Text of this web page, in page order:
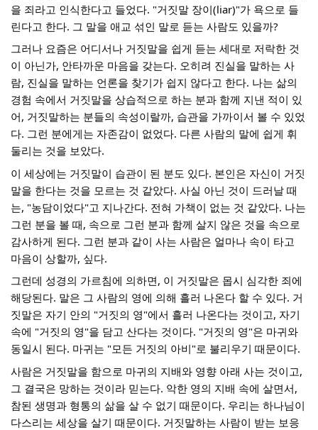
을 죄라고 인식한다고 들었다. "거짓말 장이(liar)"가 욕으로 들
린다고 한다. 그 말을 애교 섞인 말로 듣는 사람도 있을까?
그러나 요즘은 어디서나 거짓말을 쉽게 듣는 세대로 저락한 것
이 아닌가, 안타까운 마음을 갖는다. 오히려 진실을 말하는 사
람, 진실을 말하는 언론을 찾기가 쉽지 않다고 한다. 나는 삶의
경험 속에서 거짓말을 상습적으로 하는 분과 함께 지낸 적이 있
어, 거짓말하는 분들의 속성이랄까, 습관을 가까이서 볼 수 있었
다. 그런 분에게는 자존감이 없었다. 다른 사람의 말에 쉽게 휘
둘리는 것을 보았다.
이 세상에는 거짓말이 습관이 된 분도 있다. 본인은 자신이 거짓
말을 한다는 것을 모르는 것 같았다. 사실 아닌 것이 드러날 때
는, "농담이었다"고 지나간다. 전혀 가책이 없는 것 같았다. 나는
그런 분을 볼 때, 속으로 그런 분과 함께 살지 않은 것을 속으로
감사하게 된다. 그런 분과 같이 사는 사람은 얼마나 속이 타고
마음이 상할까, 싶다.
그런데 성경의 가르침에 의하면, 이 거짓말은 몹시 심각한 죄에
해당된다. 말은 그 사람의 영에 의해 흘러 나온다 할 수 있다. 거
짓말은 자기 안의 "거짓의 영"에서 흘러 나온다는 것이고, 자기
속에 "거짓의 영"을 담고 산다는 것이다. "거짓의 영"은 마귀와
동일시 된다. 마귀는 "모든 거짓의 아비"로 불리우기 때문이다.
사람은 거짓말을 함으로 마귀의 지배와 영향 아래 사는 것이고,
그 결국은 망하는 것이라 믿는다. 악한 영의 지배 속에 살면서,
참된 생명과 형통의 삶을 살 수 없기 때문이다. 우리는 하나님이
다스리는 세상을 살기 때문이다. 거짓말하는 사람이 받는 보응